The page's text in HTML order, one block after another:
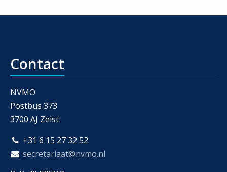
Contact
NVMO
Postbus 373
3700 AJ Zeist
+31 6 15 27 32 52
secretariaat@nvmo.nl